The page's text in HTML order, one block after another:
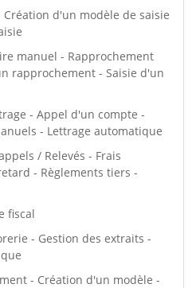
Création d'un modèle de saisie
manuel - Rapprochement
rapprochement - Saisie d'un
- Appel d'un compte -
- Lettrage automatique
/ Relevés - Frais
- Règlements tiers -
fiscal
- Gestion des extraits -
- Création d'un modèle -